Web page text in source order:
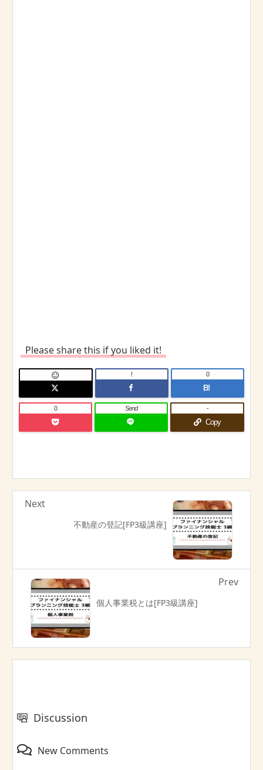
Please share this if you liked it!
 !
B!
0
0 Send
Copy
-
不動産の登記[FP3級講座]
Next
個人事業税とは[FP3級講座]
Prev
Discussion
New Comments